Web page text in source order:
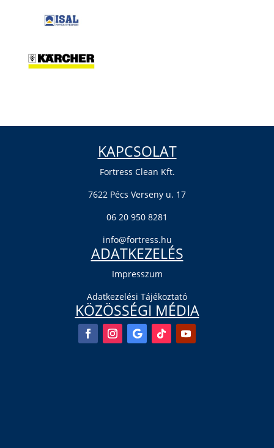
KAPCSOLAT
Fortress Clean Kft.
7622 Pécs Verseny u. 17
06 20 950 8281
info@fortress.hu
ADATKEZELÉS
Impresszum
Adatkezelési Tájékoztató
KÖZÖSSÉGI MÉDIA